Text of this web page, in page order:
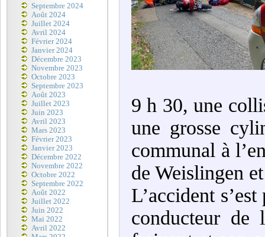
Septembre 2024
Août 2024
Juillet 2024
Avril 2024
Février 2024
Janvier 2024
Décembre 2023
Novembre 2023
Octobre 2023
Septembre 2023
Août 2023
Juillet 2023
Juin 2023
Avril 2023
Mars 2023
Février 2023
Janvier 2023
Décembre 2022
Novembre 2022
Octobre 2022
Septembre 2022
Août 2022
Juillet 2022
Juin 2022
Mai 2022
Avril 2022
9 h 30, une
une grosse
communal à
de Weislingen
L’accident
conducteur